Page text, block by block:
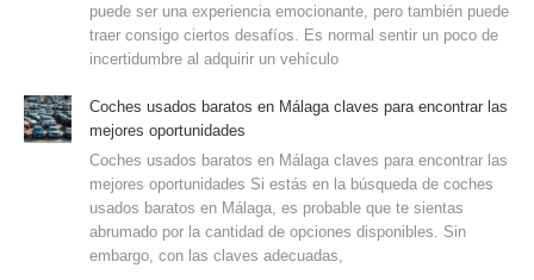
puede ser una experiencia emocionante, pero también puede
traer consigo ciertos desafíos. Es normal sentir un poco de
incertidumbre al adquirir un vehículo
Coches usados baratos en Málaga claves para encontrar las
mejores oportunidades
Coches usados baratos en Málaga claves para encontrar las
mejores oportunidades Si estás en la búsqueda de coches
usados baratos en Málaga, es probable que te sientas
abrumado por la cantidad de opciones disponibles. Sin
embargo, con las claves adecuadas,